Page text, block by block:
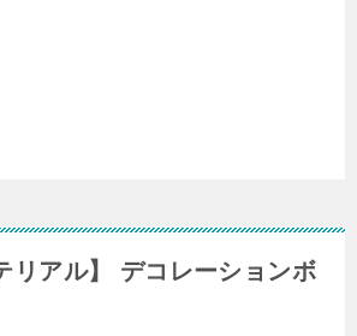
リアル】 デコレーションボ